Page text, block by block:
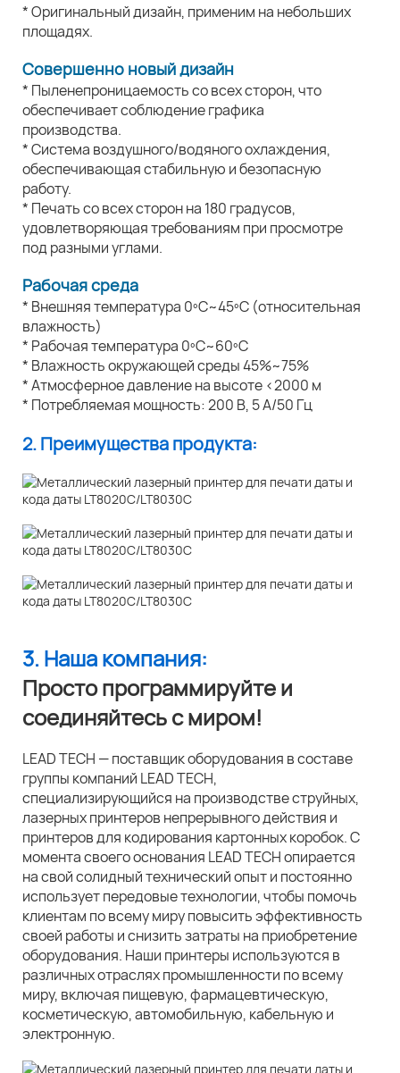
* Оригинальный дизайн, применим на небольших
площадях.
Совершенно новый дизайн
* Пыленепроницаемость со всех сторон, что
обеспечивает соблюдение графика
производства.
* Система воздушного/водяного охлаждения,
обеспечивающая стабильную и безопасную
работу.
* Печать со всех сторон на 180 градусов,
удовлетворяющая требованиям при просмотре
под разными углами.
Рабочая среда
* Внешняя температура 0ºC~45ºC (относительная
влажность)
* Рабочая температура 0ºC~60ºC
* Влажность окружающей среды 45%~75%
* Атмосферное давление на высоте <2000 м
* Потребляемая мощность: 200 В, 5 А/50 Гц
2. Преимущества продукта:
3. Наша компания:
Просто программируйте и
соединяйтесь с миром!
LEAD TECH — поставщик оборудования в составе
группы компаний LEAD TECH,
специализирующийся на производстве струйных,
лазерных принтеров непрерывного действия и
принтеров для кодирования картонных коробок. С
момента своего основания LEAD TECH опирается
на свой солидный технический опыт и постоянно
использует передовые технологии, чтобы помочь
клиентам по всему миру повысить эффективность
своей работы и снизить затраты на приобретение
оборудования. Наши принтеры используются в
различных отраслях промышленности по всему
миру, включая пищевую, фармацевтическую,
косметическую, автомобильную, кабельную и
электронную.